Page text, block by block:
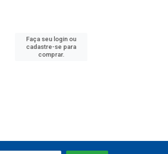
Faça seu login ou
cadastre-se para
comprar.